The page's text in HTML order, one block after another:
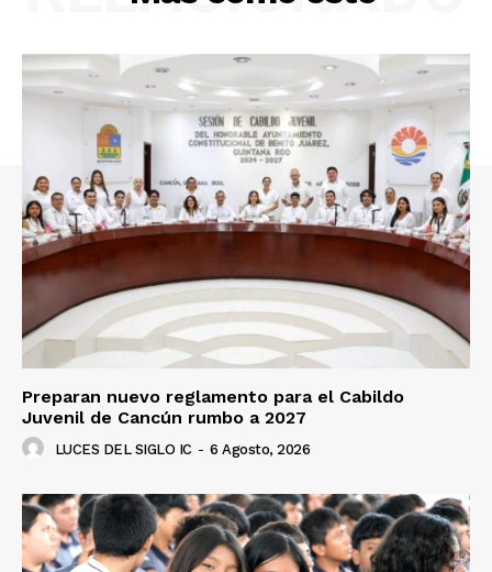
Preparan nuevo reglamento para el Cabildo
Juvenil de Cancún rumbo a 2027
LUCES DEL SIGLO IC - 6 Agosto, 2026